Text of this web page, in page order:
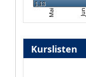
Mai Jun
1,13
Kurslisten